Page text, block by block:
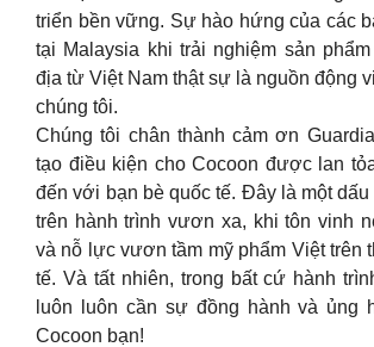
triển bền vững. Sự hào hứng của các
tại Malaysia khi trải nghiệm sản
địa từ Việt Nam thật sự là nguồn động
chúng tôi.
Chúng tôi chân thành cảm ơn
tạo điều kiện cho Cocoon được lan
đến với bạn bè quốc tế. Đây là một
trên hành trình vươn xa, khi tôn vinh
và nỗ lực vươn tầm mỹ phẩm Việt trên
tế. Và tất nhiên, trong bất cứ hành
luôn luôn cần sự đồng hành và ủng
Cocoon bạn!